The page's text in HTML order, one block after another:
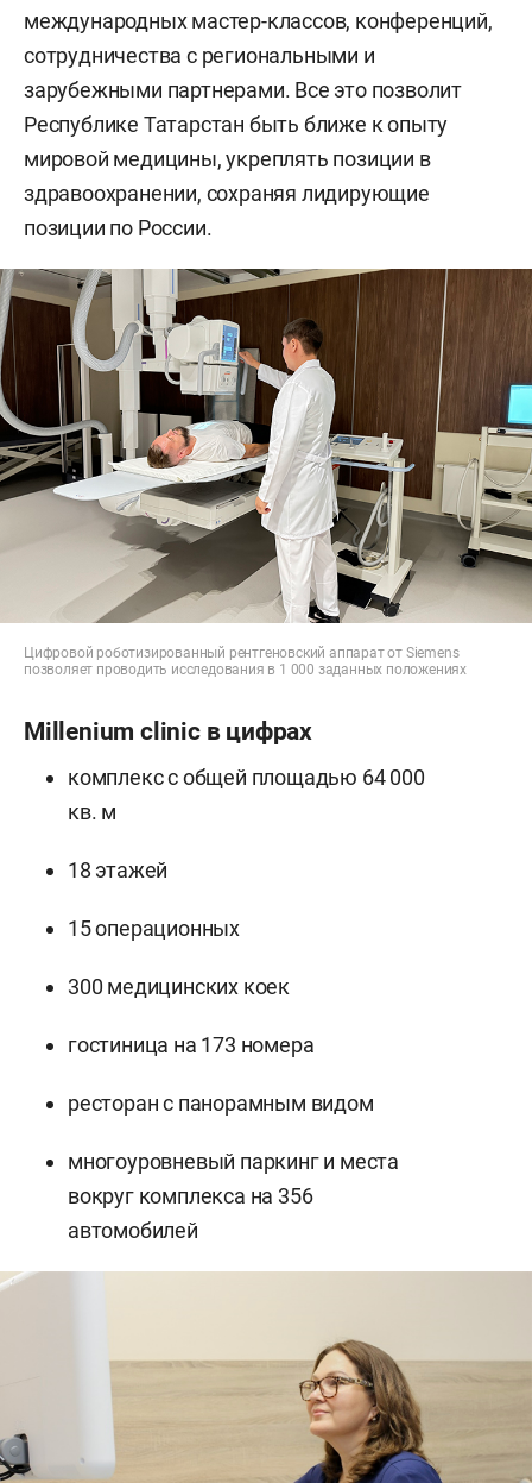
международных мастер-классов, конференций,
сотрудничества с региональными и
зарубежными партнерами. Все это позволит
Республике Татарстан быть ближе к опыту
мировой медицины, укреплять позиции в
здравоохранении, сохраняя лидирующие
позиции по России.
Цифровой роботизированный рентгеновский аппарат от Siemens
позволяет проводить исследования в 1 000 заданных положениях
Millenium clinic в цифрах
комплекс с общей площадью 64 000
кв. м
18 этажей
15 операционных
300 медицинских коек
гостиница на 173 номера
ресторан с панорамным видом
многоуровневый паркинг и места
вокруг комплекса на 356
автомобилей